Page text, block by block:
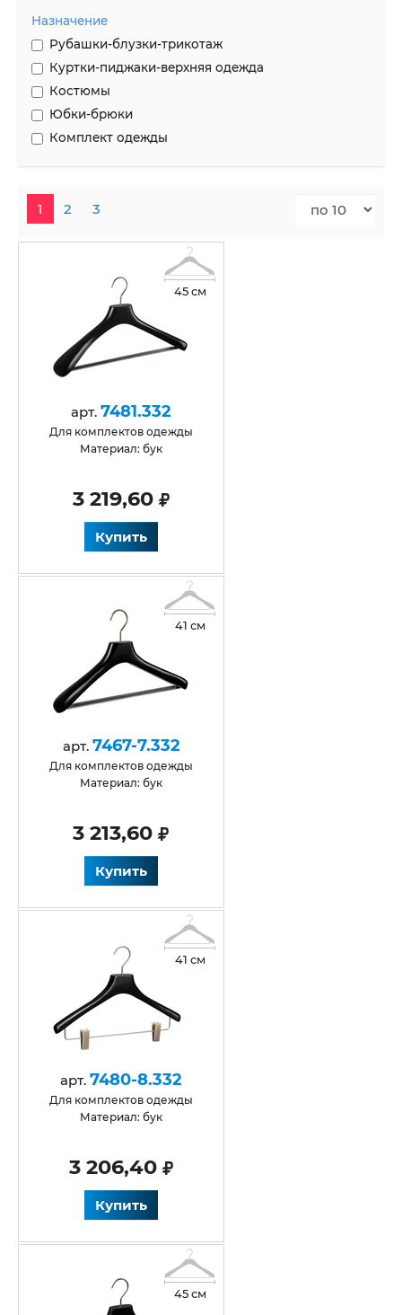
Назначение
Рубашки-блузки-трикотаж
Куртки-пиджаки-верхняя одежда
Костюмы
Юбки-брюки
Комплект одежды
1 2 3
45 см
арт. 7481.332
для комплектов одежды
Материал: бук
3 219,60
Купить
41 см
арт. 7467-7.332
Для комплектов одежды
Материал: бук
3 213,60
Купить
41 см
арт. 7480-8.332
Для комплектов одежды
Материал: бук
3 206,40
Купить
45 см